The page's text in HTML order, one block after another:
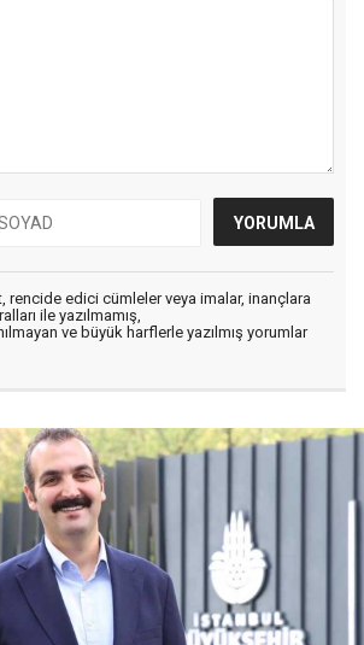
rencide edici cümleler veya imalar, inançlara
ile yazılmamış,
ve büyük harflerle yazılmış yorumlar